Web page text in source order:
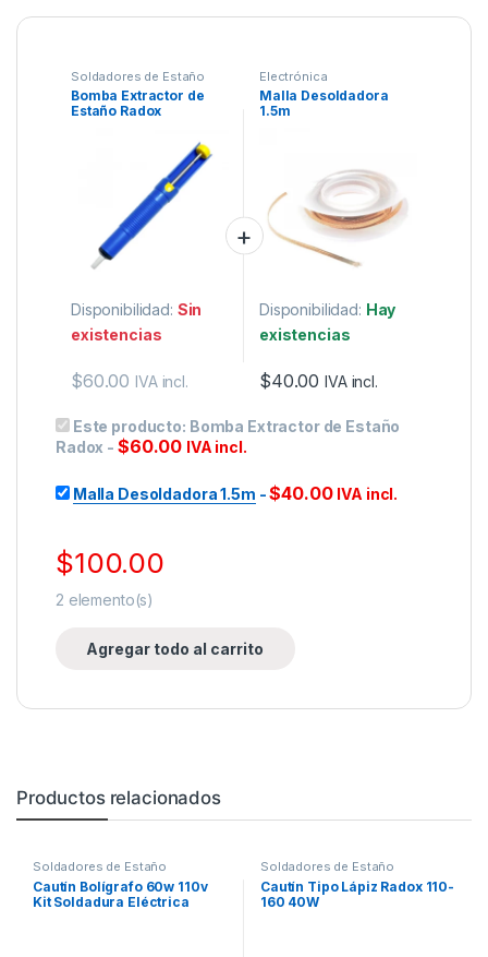
Soldadores de Estaño
Bomba Extractor de
Estaño Radox
Disponibilidad: Sin
existencias
$60.00 IVA incl.
Electrónica
Malla Desoldadora
1.5m
Disponibilidad: Hay
existencias
$40.00 IVA incl.
Este producto: Bomba Extractor de Estaño
Radox - $60.00 IVA incl.
Malla Desoldadora 1.5m -$40.00 IVA incl.
$100.00
2 elemento(s)
Agregar todo al carrito
Productos relacionados
Soldadores de Estaño
Cautín Bolígrafo 60w 110v
Kit Soldadura Eléctrica
Soldadores de Estaño
Cautín Tipo Lápiz Radox 110-
160 40W